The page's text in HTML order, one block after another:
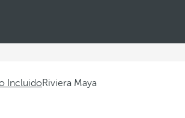
IncluidoRiviera Maya